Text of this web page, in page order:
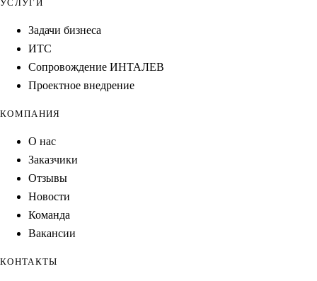
УСЛУГИ
Задачи бизнеса
ИТС
Сопровождение ИНТАЛЕВ
Проектное внедрение
КОМПАНИЯ
О нас
Заказчики
Отзывы
Новости
Команда
Вакансии
КОНТАКТЫ